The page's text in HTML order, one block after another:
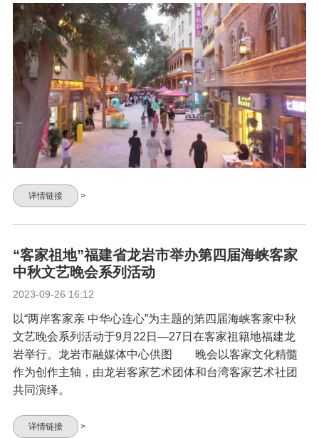
详情链接 >
“客家祖地”福建省龙岩市举办第四届海峡客家
中秋文艺晚会系列活动
2023-09-26 16:12
以“两岸客家亲 中华心连心”为主题的第四届海峡客家中秋
文艺晚会系列活动于9月22日—27日在客家祖籍地福建龙
岩举行。龙岩市融媒体中心供图 晚会以客家文化精髓
作为创作主轴，由龙岩客家艺术团体和台湾客家艺术社团
共同演绎。
详情链接 >